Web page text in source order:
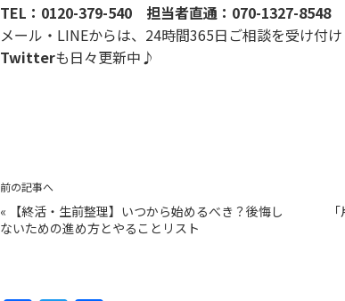
TEL： 0120-379-540 担当者直通： 070-1327-8548
メール・LINEからは、24時間365日ご相談を受け付け
Twitterも日々更新中♪
前の記事へ
«
【終活・生前整理】いつから始めるべき？後悔し
ないための進め方とやることリスト